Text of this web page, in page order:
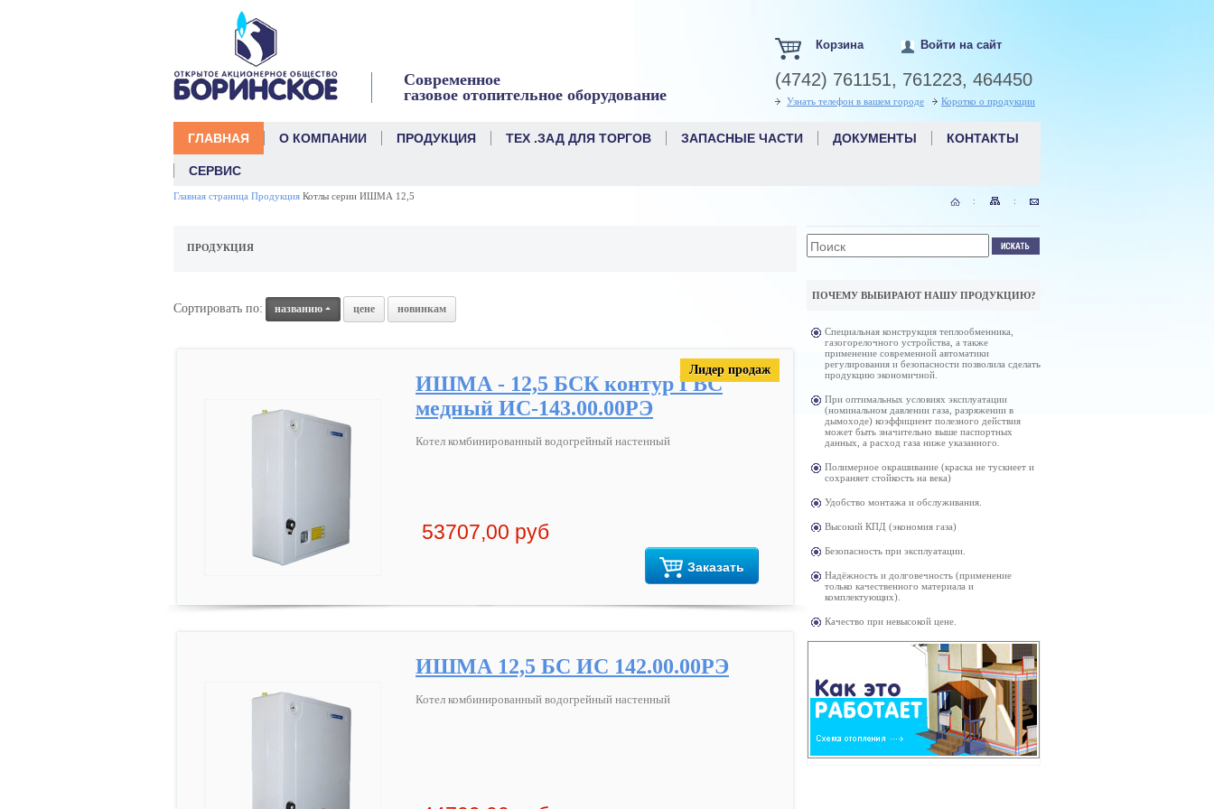
Современное
газовое отопительное оборудование
Войти на сайт
Корзина
(4742) 761151, 761223, 464450
Узнать телефон в вашем городе Коротко о продукции
ГЛАВНАЯ О КОМПАНИИ ПРОДУКЦИЯ ТЕХ .ЗАД ДЛЯ ТОРГОВ ЗАПАСНЫЕ ЧАСТИ ДОКУМЕНТЫ КОНТАКТЫ
СЕРВИС
Главная страница Продукция Котлы серии ИШМА 12,5 : :
ПРОДУКЦИЯ
Сортировать по: названию цене новинкам
ИШМА - 12,5 БСК контур ГВС
медный ИС-143.00.00РЭ
Котел комбинированный водогрейный настенный
53707,00 руб
Заказать
Лидер продаж
ИШМА 12,5 БС ИС 142.00.00РЭ
Котел комбинированный водогрейный настенный
ПОЧЕМУ ВЫБИРАЮТ НАШУ ПРОДУКЦИЮ?
Специальная конструкция теплообменника,
газогорелочного устройства, а также
применение современной автоматики
регулирования и безопасности позволила сделать
продукцию экономичной.
При оптимальных условиях эксплуатации
(номинальном давлении газа, разряжении в
дымоходе) коэффициент полезного действия
может быть значительно выше паспортных
данных, а расход газа ниже указанного.
Полимерное окрашивание (краска не тускнеет и
сохраняет стойкость на века)
Удобство монтажа и обслуживания.
Высокий КПД (экономия газа)
Безопасность при эксплуатации.
Надёжность и долговечность (применение
только качественного материала и
комплектующих).
Качество при невысокой цене.